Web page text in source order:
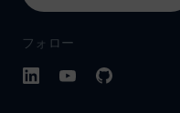
フォロー